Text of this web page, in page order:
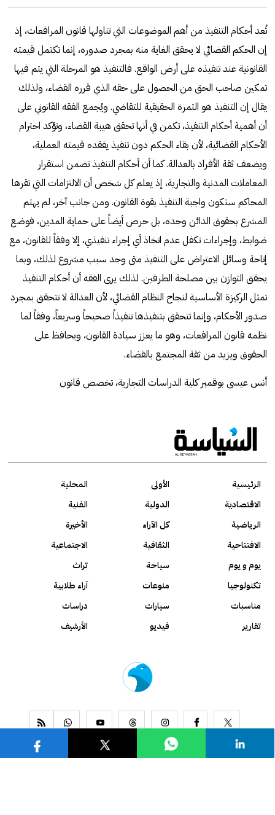
تُعد أحكام التنفيذ من أهم الموضوعات التي تناولها قانون المرافعات، إذ
إن الحكم القضائي لا يحقق الغاية منه بمجرد صدوره، إنما تكتمل قيمته
القانونية عند تنفيذه على أرض الواقع. فالتنفيذ هو المرحلة التي يتم فيها
تمكين صاحب الحق من الحصول على حقه الذي قرره القضاء، ولذلك
يقال إن التنفيذ هو الثمرة الحقيقية للتقاضي. ويُجمع الفقه القانوني على
أن أهمية أحكام التنفيذ، تكمن في أنها تحقق هيبة القضاء، وتؤكد احترام
الأحكام القضائية، لأن بقاء الحكم دون تنفيذ يفقده قيمته العملية،
ويضعف ثقة الأفراد بالعدالة. كما أن أحكام التنفيذ تضمن استقرار
المعاملات المدنية والتجارية، إذ يعلم كل شخص أن الالتزامات التي تقرها
المحاكم ستكون واجبة التنفيذ بقوة القانون. ومن جانب آخر، لم يهتم
المشرع بحقوق الدائن وحده، بل حرص أيضاً على حماية المدين، فوضع
ضوابط، وإجراءات تكفل عدم اتخاذ أي إجراء تنفيذي، إلا وفقاً للقانون، مع
إتاحة وسائل الاعتراض على التنفيذ متى وجد سبب مشروع لذلك، وبما
يحقق التوازن بين مصلحة الطرفين. لذلك يرى الفقه أن أحكام التنفيذ
تمثل الركيزة الأساسية لنجاح النظام القضائي، لأن العدالة لا تتحقق بمجرد
صدور الأحكام، وإنما تتحقق بتنفيذها تنفيذاً صحيحاً وسريعاً، وفقاً لما
نظمه قانون المرافعات، وهو ما يعزز سيادة القانون، ويحافظ على
الحقوق ويزيد من ثقة المجتمع بالقضاء.
أنس عيسى بوقمبر كلية الدراسات التجارية، تخصص قانون
الرئيسية الأولى
المحلية
الاقتصادية
الدولية
الفنية
الرياضية
كل الآراء
الأخيرة
الافتتاحية
الثقافية
الاجتماعية
يوم و يوم
سياحة
تراث
تكنولوجيا
منوعات
آراء طلابية
مناسبات
سيارات
دراسات
تقارير
فيديو الأرشيف